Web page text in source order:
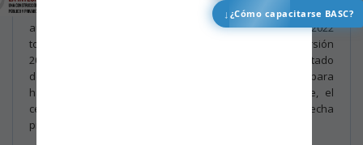
↓ ¿Cómo capacitarse BASC?
máximo es 15 de noviembre de 2024 y si el resultado de la
auditoría es satisfactorio, el certificado en versión 2022
tomará como vigencia la fecha de renovación con la versión
2007 de ISO 28000 y se extenderá por 3 años. Si el resultado
de la auditoría de seguimiento o la auditoría especial para
hacer la transición a ISO 28000:2022 no es favorable, el
certificado caducará el 15 de marzo de 2025 o en la fecha
previa según el plazo de cierre de las no conformidades.